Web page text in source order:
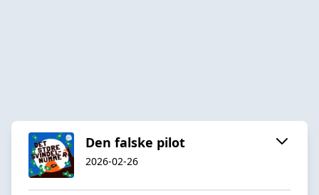
Den falske pilot
2026-02-26